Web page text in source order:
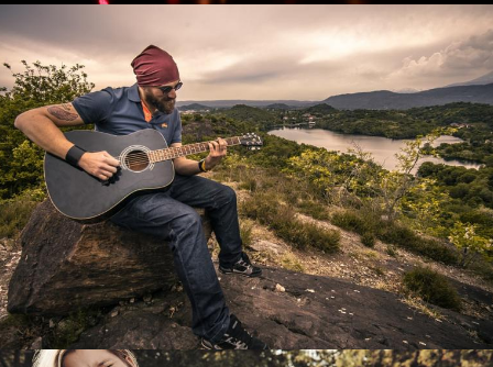
Перевод интернет-магазина
Guitaramania.ru на 1С-Битрикс
Смотреть проект